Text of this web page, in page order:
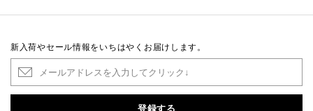
新入荷やセール情報をいちはやくお届けします。
登録する